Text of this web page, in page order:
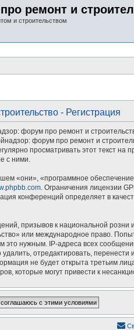
ремонт и
и строительством
- Регистрация
форум про ремонт и
форум про ремонт и
просматривать этот текст на
с ними.
«они», «программное
. Ограничения лицензии
конференций определяет в
призывов к национальной
или международное право.
нужным. IP-адреса всех
отредактировать,
не будет открыта третьим
которые могут привести к